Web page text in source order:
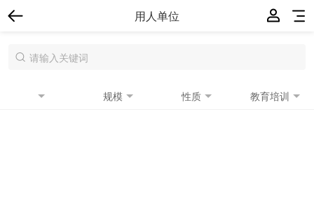
用人单位
规模 性质 教育培训